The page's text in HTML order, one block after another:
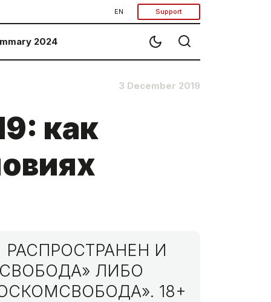
EN Support
2024
3 December 2019
как
И
ЛИБО
18+